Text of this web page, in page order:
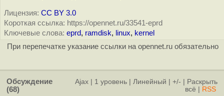
Лицензия: CC BY 3.0
Короткая ссылка: https://opennet.ru/33541-eprd
Ключевые слова: eprd, ramdisk, linux, kernel
При перепечатке указание ссылки на opennet.ru обязательно
Обсуждение
(68)
Ajax 1 уровень Линейный +/-
Раскрыть
всё
RSS